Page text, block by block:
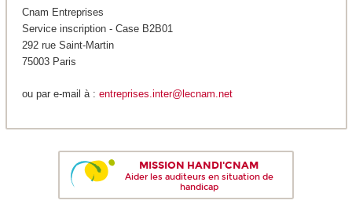
Cnam Entreprises
Service inscription - Case B2B01
292 rue Saint-Martin
75003 Paris
ou par e-mail à : entreprises.inter@lecnam.net
MISSION HANDI'CNAM
Aider les auditeurs en situation de
handicap